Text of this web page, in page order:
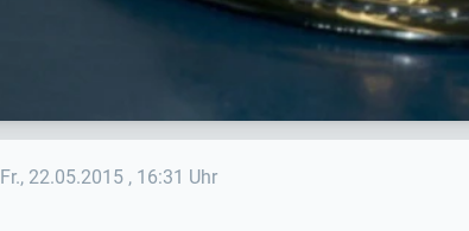
Fr., 22.05.2015 , 16:31 Uhr